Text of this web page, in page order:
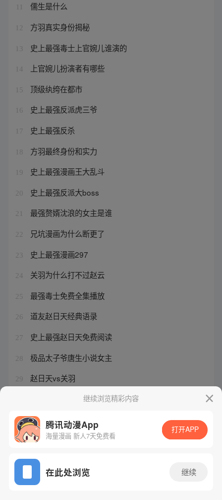
儒生是什么
12 方羽真实身份揭秘
13 史上最强毒士上官婉儿谁演的
14 上官婉儿扮演者有哪些
15 顶级纨绔在都市
16 史上最强反派虎三爷
17 史上最强反杀
18 方羽最终身份和实力
19 史上最强漫画王大乱斗
20 史上最强反派大boss
21 最强赘婿沈浪的女主是谁
22 兄坑漫画为什么断更了
23 史上最强漫画297
24 关羽为什么打不过赵云
25 最强毒士免费全集播放
26 道友赵日天经典语录
27 史上最强赵日天免费阅读
28 极品太子爷唐生小说女主
29 赵日天vs关羽
继续浏览精彩内容
腾讯动漫App
海量漫画 新人7天免费看
打开APP
在此处浏览 继续
网站备案/许可证号：粤B2-20090059-5
Copyright©1998 - 2026 Tencent. All Rights Reserved